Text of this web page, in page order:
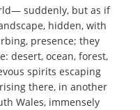
suddenly, but as if
hidden, with
presence; they
desert, ocean, forest,
spirits escaping
there, in another
Wales, immensely